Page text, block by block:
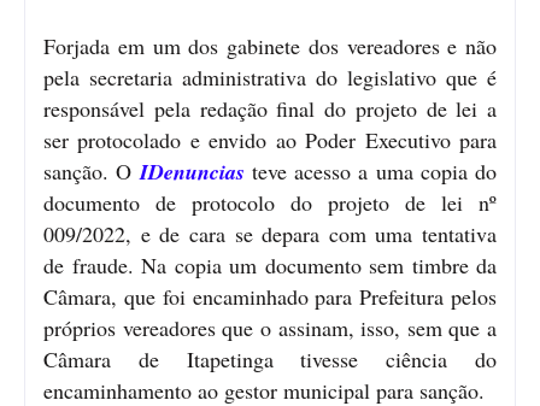
Forjada em um dos gabinete dos vereadores e não
pela secretaria administrativa do legislativo que é
responsável pela redação final do projeto de lei a
ser protocolado e envido ao Poder Executivo para
sanção. O IDenuncias teve acesso a uma copia do
documento de protocolo do projeto de lei nº
009/2022, e de cara se depara com uma tentativa
de fraude. Na copia um documento sem timbre da
Câmara, que foi encaminhado para Prefeitura pelos
próprios vereadores que o assinam, isso, sem que a
Câmara de Itapetinga tivesse ciência do
encaminhamento ao gestor municipal para sanção.